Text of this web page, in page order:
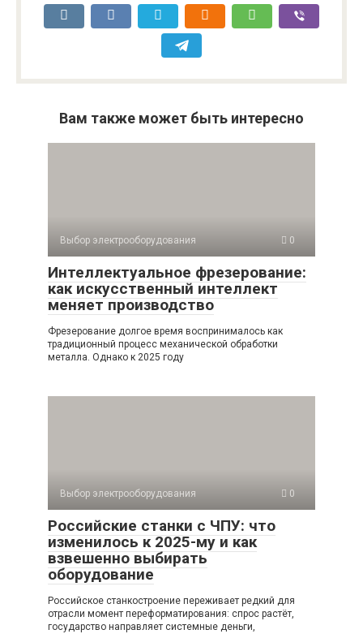
Вам также может быть интересно
Выбор электрооборудования 0
Интеллектуальное фрезерование:
как искусственный интеллект
меняет производство
Фрезерование долгое время воспринималось как
традиционный процесс механической обработки
металла. Однако к 2025 году
Выбор электрооборудования 0
Российские станки с ЧПУ: что
изменилось к 2025-му и как
взвешенно выбирать
оборудование
Российское станкостроение переживает редкий для
отрасли момент переформатирования: спрос растёт,
государство направляет системные деньги,